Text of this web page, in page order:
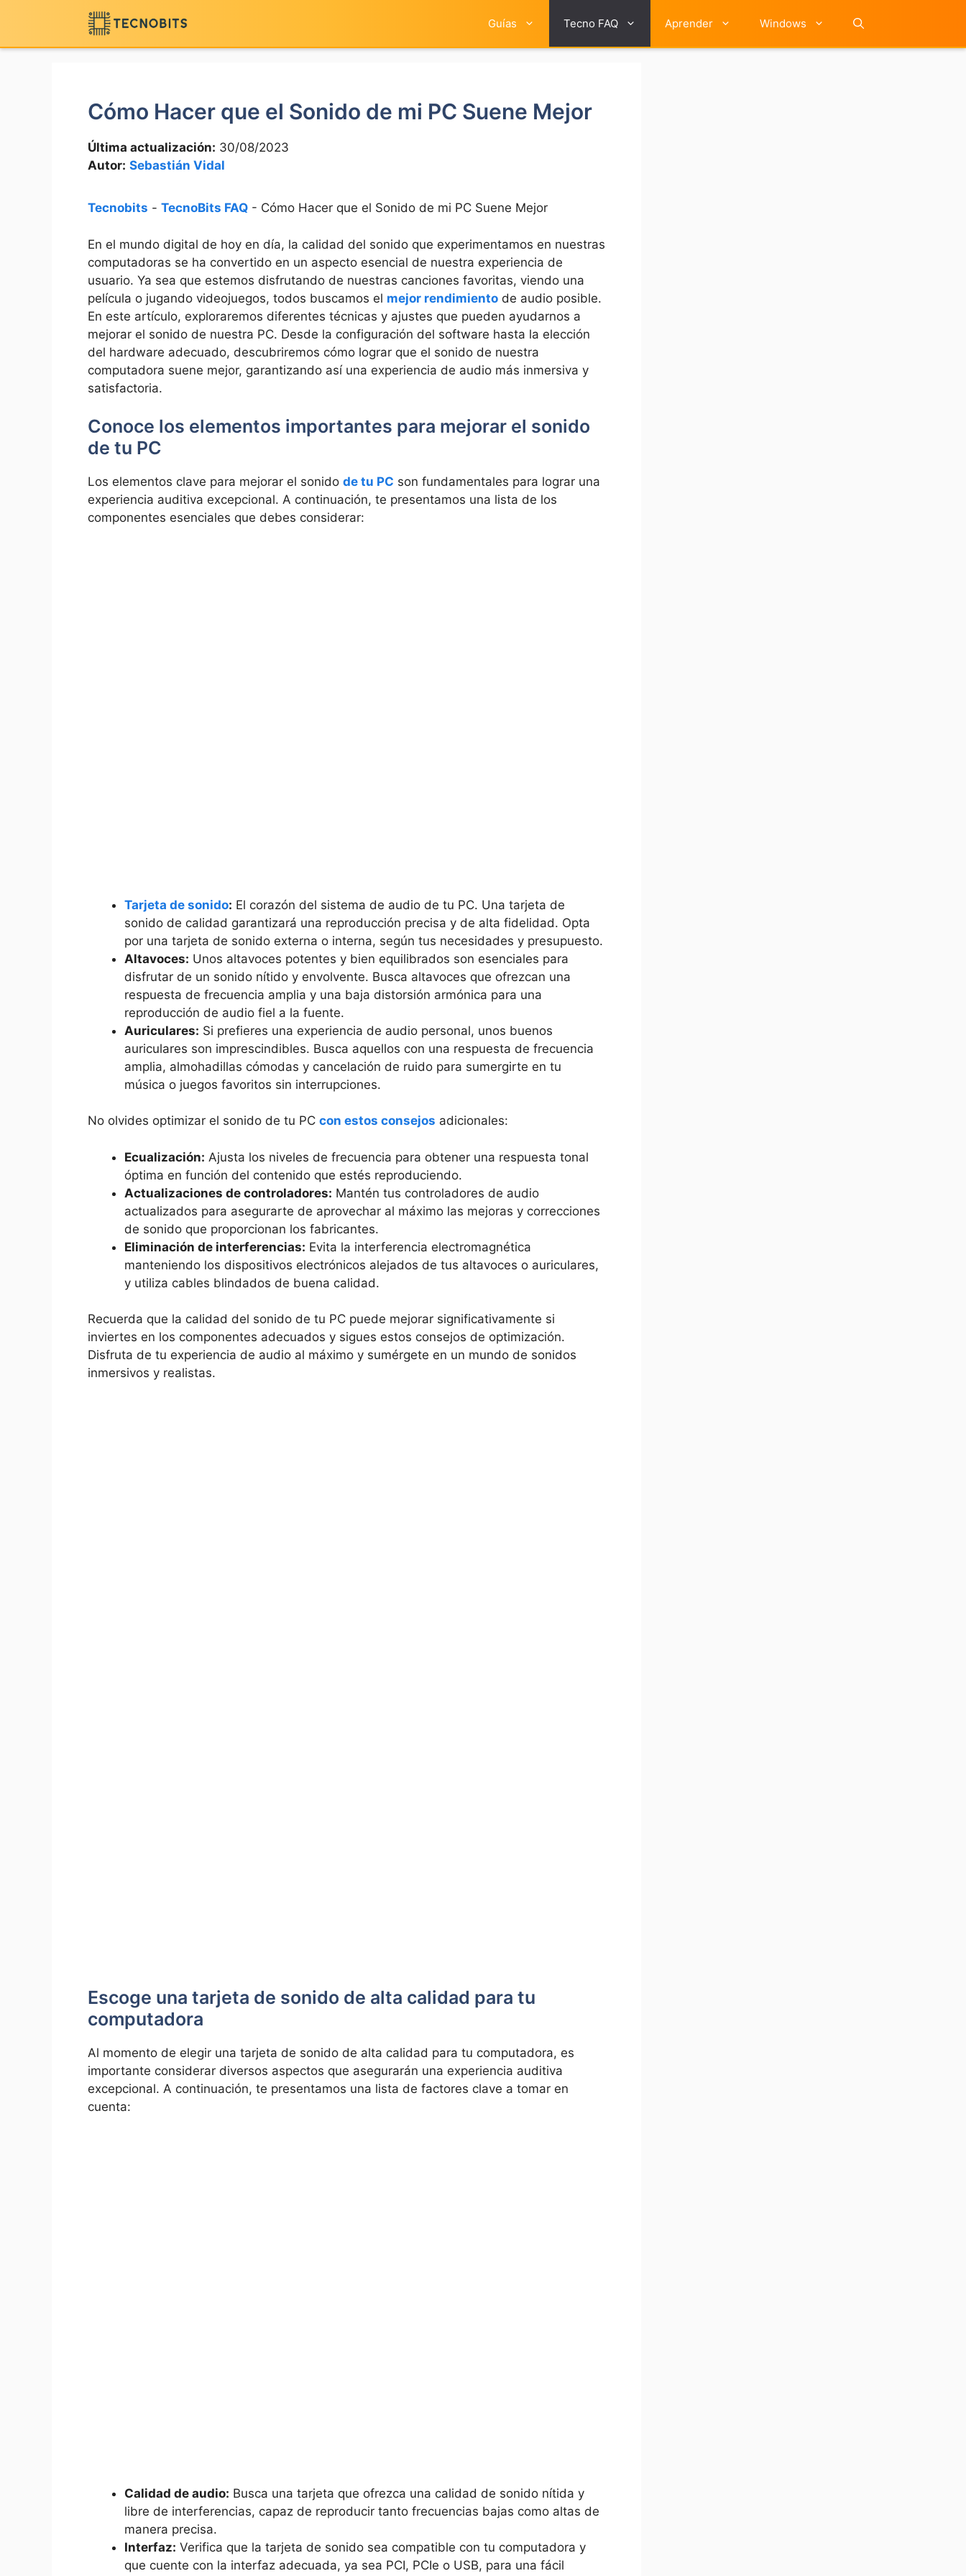
contenido
Guías Tecno FAQ Aprender Windows
Cómo Hacer que el Sonido de mi PC Suene Mejor
Última actualización: 30/08/2023
Autor: Sebastián Vidal
Tecnobits - TecnoBits FAQ - Cómo Hacer que el Sonido de mi PC Suene Mejor
‌En el mundo digital de⁤ hoy en día, ‍la calidad del sonido que ⁤experimentamos en nuestras
computadoras se ha convertido en un aspecto esencial de nuestra ​experiencia de
usuario.⁢ Ya sea que estemos ‌disfrutando de nuestras canciones favoritas,⁤ viendo una
película o jugando videojuegos, todos buscamos el mejor rendimiento de audio‍ posible.
En‍ este artículo, exploraremos diferentes técnicas y ajustes que pueden ⁢ayudarnos a
mejorar el​ sonido de nuestra PC. Desde‍ la configuración del software hasta la elección
del hardware adecuado,‍ descubriremos cómo ‌lograr que el sonido de nuestra
computadora suene⁣ mejor, garantizando así una experiencia de audio más inmersiva y
satisfactoria.
Conoce los‍ elementos ‌importantes para mejorar el sonido
de tu PC
Los elementos clave para mejorar ‍el sonido de tu PC son fundamentales​ para lograr una‍
experiencia auditiva⁣ excepcional. A continuación, te presentamos una lista de los ​
componentes esenciales que debes considerar:
Tarjeta de sonido: El corazón del sistema de audio de tu PC. Una tarjeta de
sonido de calidad garantizará una reproducción precisa y de alta fidelidad. ⁤Opta​
por una tarjeta de sonido externa o interna, según tus necesidades y presupuesto.
Altavoces: Unos altavoces potentes y bien equilibrados ⁣son​ esenciales para
disfrutar de ⁣un sonido nítido y envolvente. Busca⁢ altavoces que ofrezcan​ una
respuesta de frecuencia ​amplia y una baja distorsión armónica para una
reproducción de audio fiel a la ​fuente.
Auriculares: Si prefieres una experiencia de audio personal,‍ unos buenos
auriculares son imprescindibles. Busca aquellos con una respuesta de frecuencia
amplia, almohadillas cómodas y cancelación de ruido para ‍sumergirte en tu
música o juegos favoritos sin interrupciones.
No olvides optimizar el sonido⁣ de tu PC con estos consejos adicionales:
Ecualización: Ajusta los ‌niveles ‌de ⁢frecuencia para ‌obtener una respuesta tonal
óptima en función del contenido que estés reproduciendo.
Actualizaciones de controladores: Mantén tus controladores‍ de audio
actualizados para asegurarte de aprovechar al ‍máximo las mejoras y correcciones
de sonido que proporcionan los⁢ fabricantes.
Eliminación de ⁢interferencias: Evita la interferencia electromagnética
manteniendo los dispositivos ⁢electrónicos alejados‌ de tus altavoces o auriculares,
y utiliza cables blindados de buena calidad.
Recuerda que la calidad del sonido de tu PC puede mejorar significativamente si
inviertes en ⁢los componentes adecuados y sigues estos consejos de ​optimización.
Disfruta de tu experiencia ⁣de audio al ‌máximo y sumérgete en un mundo de sonidos
inmersivos y realistas.
Escoge una⁣ tarjeta de​ sonido de⁤ alta calidad para tu
computadora
Al momento ‌de elegir⁢ una tarjeta de sonido de alta calidad para tu​ computadora, es
importante considerar diversos aspectos que asegurarán una experiencia auditiva
excepcional. A continuación, te presentamos una lista de​ factores clave a ‌tomar en
cuenta:
Calidad de audio: Busca una tarjeta que ofrezca una calidad de sonido ⁣nítida y
libre de interferencias, capaz de reproducir tanto frecuencias‌ bajas‍ como altas de
manera precisa.
Interfaz: Verifica que la tarjeta de sonido sea compatible con ‍tu ‍computadora y
que cuente con⁣ la interfaz adecuada, ya sea PCI, PCIe‍ o USB, para una fácil